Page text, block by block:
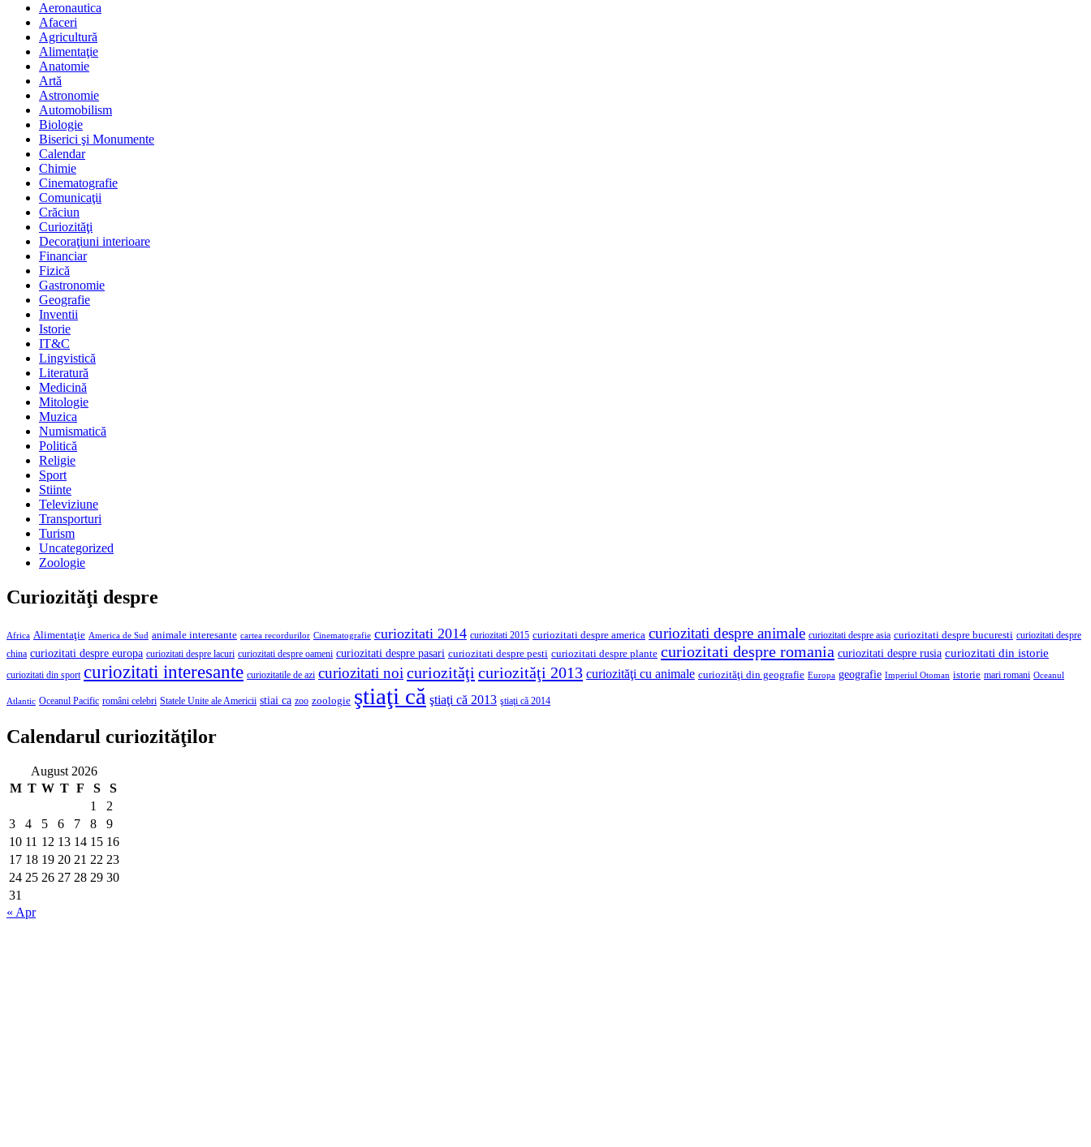
Aeronautica
Afaceri
Agricultură
Alimentaţie
Anatomie
Artă
Astronomie
Automobilism
Biologie
Biserici şi Monumente
Calendar
Chimie
Cinematografie
Comunicaţii
Crăciun
Curiozităţi
Decoraţiuni interioare
Financiar
Fizică
Gastronomie
Geografie
Inventii
Istorie
IT&C
Lingvistică
Literatură
Medicină
Mitologie
Muzica
Numismatică
Politică
Religie
Sport
Stiinte
Televiziune
Transporturi
Turism
Uncategorized
Zoologie
Curiozităţi despre
Africa Alimentaţie America de Sud animale interesante cartea recordurilor Cinematografie curiozitati 2014 curiozitati 2015 curiozitati despre america curiozitati despre animale curiozitati despre asia curiozitati despre bucuresti curiozitati despre
china curiozitati despre europa curiozitati despre lacuri curiozitati despre oameni curiozitati despre pasari curiozitati despre pesti curiozitati despre plante curiozitati despre romania curiozitati despre rusia curiozitati din istorie
curiozitati din sport curiozitati interesante curiozitatile de azi curiozitati noicuriozităţi curiozităţi 2013 curiozităţi cu animale curiozităţi din geografie Europa geografie Imperiul Otoman istorie mari romani Oceanul
Atlantic Oceanul Pacific români celebri Statele Unite ale Americii stiai ca zoo zoologie ştiaţi că ştiaţi că 2013 ştiaţi că 2014
Calendarul curiozităţilor
August 2026
M T W T F S
S
1
2
3
4 5 6 7 8
9
10 11 12 13 14 15 16
17 18 19 20 21 22 23
24 25 26 27 28 29 30
31
« Apr